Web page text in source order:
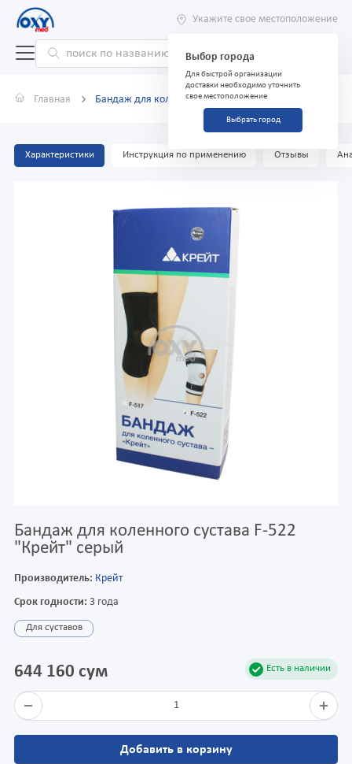
Укажите свое местоположение
Выбор города
Для быстрой организации
доставки необходимо уточнить
свое местоположение
Выбрать город
Главная Бандаж для коленного сустава F-522 "Крейт" серый
Характеристики Инструкция по применению Отзывы
Бандаж для коленного сустава F-522
"Крейт" серый
Производитель: Крейт
Срок годности: 3 года
Для суставов
Есть в наличии
644 160 сум
1
Добавить в корзину